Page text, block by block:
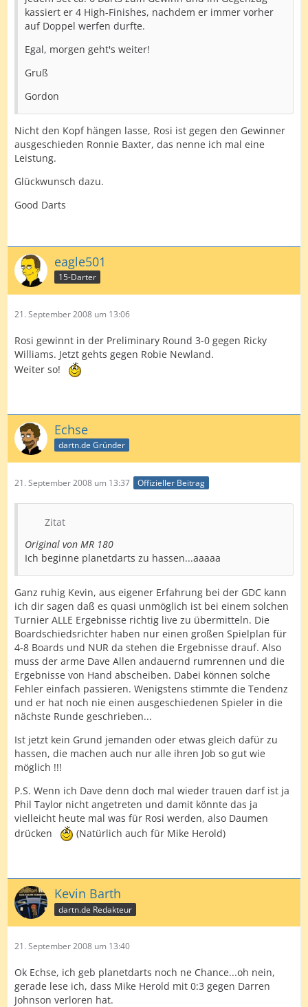
kassiert er 4 High-Finishes, nachdem er immer vorher
auf Doppel werfen durfte.
Egal, morgen geht's weiter!
Gruß
Gordon
Nicht den Kopf hängen lasse, Rosi ist gegen den Gewinner
ausgeschieden Ronnie Baxter, das nenne ich mal eine
Leistung.
Glückwunsch dazu.
Good Darts
eagle501
15-Darter
21. September 2008 um 13:06
Rosi gewinnt in der Preliminary Round 3-0 gegen Ricky
Williams. Jetzt gehts gegen Robie Newland.
Weiter so!
Echse
dartn.de Gründer
21. September 2008 um 13:37 Offizieller Beitrag
Zitat
Original von MR 180
Ich beginne planetdarts zu hassen...aaaaa
Ganz ruhig Kevin, aus eigener Erfahrung bei der GDC kann
ich dir sagen daß es quasi unmöglich ist bei einem solchen
Turnier ALLE Ergebnisse richtig live zu übermitteln. Die
Boardschiedsrichter haben nur einen großen Spielplan für
4-8 Boards und NUR da stehen die Ergebnisse drauf. Also
muss der arme Dave Allen andauernd rumrennen und die
Ergebnisse von Hand abscheiben. Dabei können solche
Fehler einfach passieren. Wenigstens stimmte die Tendenz
und er hat noch nie einen ausgeschiedenen Spieler in die
nächste Runde geschrieben...
Ist jetzt kein Grund jemanden oder etwas gleich dafür zu
hassen, die machen auch nur alle ihren Job so gut wie
möglich !!!
P.S. Wenn ich Dave denn doch mal wieder trauen darf ist ja
Phil Taylor nicht angetreten und damit könnte das ja
vielleicht heute mal was für Rosi werden, also Daumen
drücken
(Natürlich auch für Mike Herold)
Kevin Barth
dartn.de Redakteur
21. September 2008 um 13:40
Ok Echse, ich geb planetdarts noch ne Chance...oh nein,
gerade lese ich, dass Mike Herold mit 0:3 gegen Darren
Johnson verloren hat.